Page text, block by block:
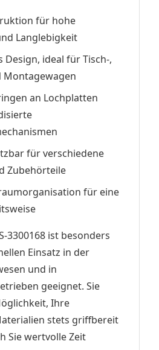
für hohe
Langlebigkeit
Design, ideal für Tisch-,
an Lochplatten
für verschiedene
Zubehörteile
für eine
3300168 ist besonders
Einsatz in der
und in
geeignet. Sie
Ihre
stets griffbereit
Sie wertvolle Zeit